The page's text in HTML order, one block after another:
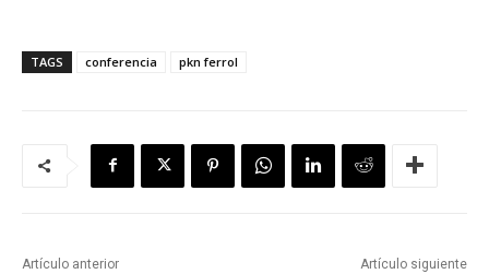
TAGS conferencia pkn ferrol
Artículo anterior Artículo siguiente